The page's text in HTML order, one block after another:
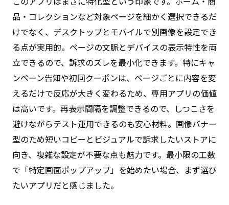
品・コレクションなど対象ページを細かく選択できるだ
けでなく、デスクトップとモバイルで別画像を設定でき
る点が実用的。ページの文脈とデバイスの表示特性を両
立できるので、訴求のズレを最小化できます。特にキャ
ンペーン告知や初回クーポンは、ページごとに内容を変
えるだけで反応が大きく変わるため、専用アプリの価値
は高いです。再表示間隔を調整できるので、しつこさを
避けながらテスト運用できるのも安心材料。画像バナー
型のため短いコピーとビジュアルで訴求したいストアに
向き、複雑な設定が不要な点も魅力です。最小限の工数
で「特定画面ポップアップ」を始めたい場合、まず選び
たいアプリだと感じました。